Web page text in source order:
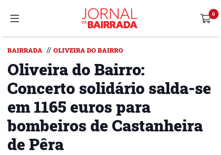
BAIRRADA // OLIVEIRA DO BAIRRO
Oliveira do Bairro:
Concerto solidário salda-se
em 1165 euros para
bombeiros de Castanheira
de Pêra